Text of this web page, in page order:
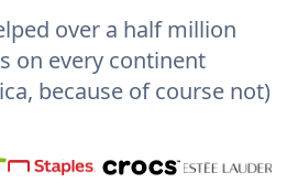
over a half million
on every continent
because of course not)